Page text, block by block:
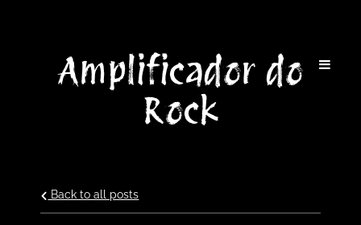
Amplificador do
Rock
Back to all posts